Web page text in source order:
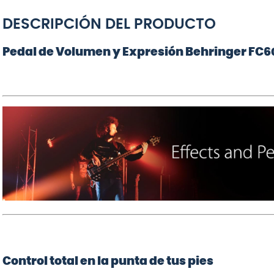
DESCRIPCIÓN DEL PRODUCTO
Pedal de Volumen y Expresión Behringer
Control total en la punta de tus pies
38
AGREGAR AL
CARRITO